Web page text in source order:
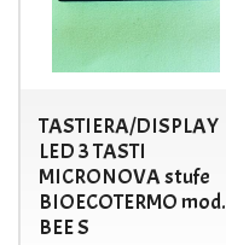
TASTIERA/DISPLAY
LED 3 TASTI
MICRONOVA stufe
BIOECOTERMO mod.
BEE S